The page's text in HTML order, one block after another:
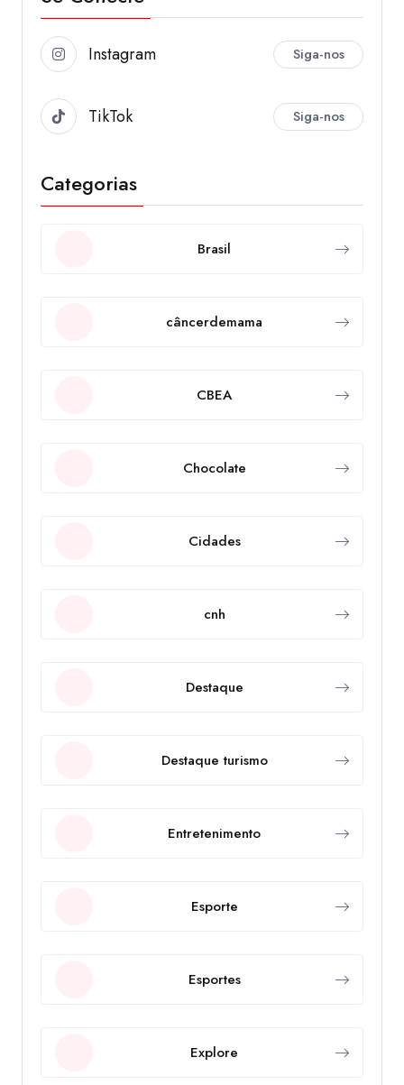
Instagram Siga-nos
TikTok Siga-nos
Categorias
Brasil
câncerdemama
CBEA
Chocolate
Cidades
cnh
Destaque
Destaque turismo
Entretenimento
Esporte
Esportes
Explore